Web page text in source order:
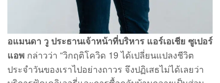
อแมนดา วู ประธานเจ้าหน้าที่บริหาร แอร์เอเชีย ซูเปอร์
แอพ กล่าวว่า “วิกฤติโควิด 19 ได้เปลี่ยนแปลงชีวิต
ประจำวันของเราไปอย่างถาวร จึงปฏิเสธไม่ได้เลยว่า